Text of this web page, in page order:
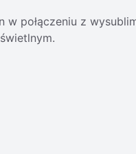
połączeniu z